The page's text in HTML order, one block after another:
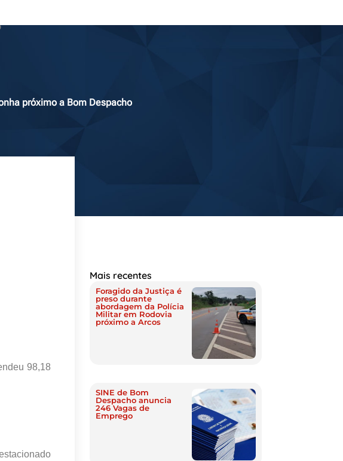
próximo a Bom Despacho
98,18
Mais recentes
Foragido da Justiça é
preso durante
abordagem da Polícia
Militar em Rodovia
próximo a Arcos
SINE de Bom
Despacho anuncia
246 Vagas de
Emprego